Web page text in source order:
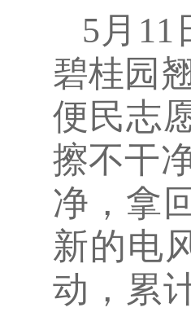
5月
碧桂园
便民志
擦不干
净，拿
新的电
动，累